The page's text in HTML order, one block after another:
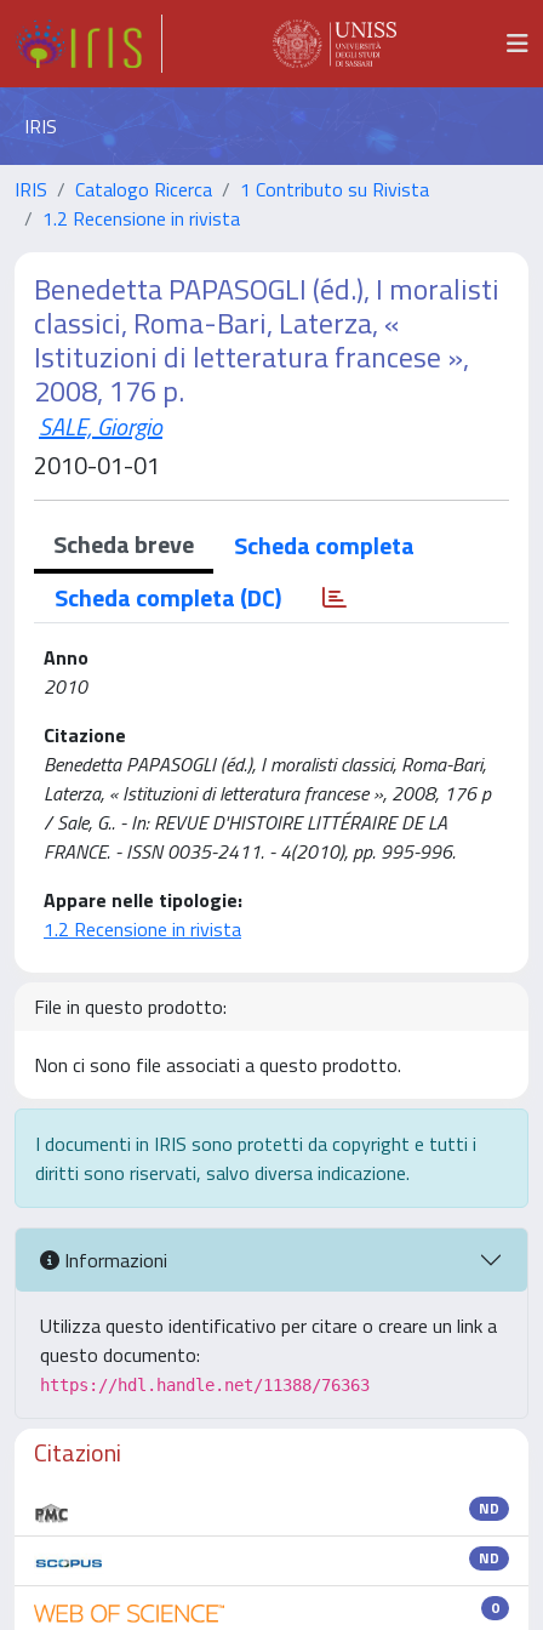
IRIS
IRIS Catalogo Ricerca
1 Contributo su Rivista
1.2 Recensione in rivista
Benedetta PAPASOGLI (éd.), I moralisti
classici, Roma-Bari, Laterza, «
Istituzioni di letteratura francese »,
2008, 176 p.
SALE, Giorgio
2010-01-01
Scheda breve
Scheda completa
Scheda completa (DC)
Anno
2010
Citazione
Benedetta PAPASOGLI (éd.), I moralisti classici, Roma-Bari,
Laterza, « Istituzioni di letteratura francese », 2008, 176 p
/ Sale, G.. - In: REVUE D'HISTOIRE LITTÉRAIRE DE LA
FRANCE. - ISSN 0035-2411. - 4(2010), pp. 995-996.
Appare nelle tipologie:
1.2 Recensione in rivista
File in questo prodotto:
Non ci sono file associati a questo prodotto.
I documenti in IRIS sono protetti da copyright e tutti i
diritti sono riservati, salvo diversa indicazione.
Informazioni
Utilizza questo identificativo per citare o creare un link a
questo documento:
https://hdl.handle.net/11388/76363
Citazioni
ND
ND
0